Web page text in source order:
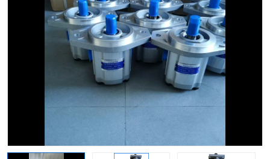
过滤器 列管式油冷却器